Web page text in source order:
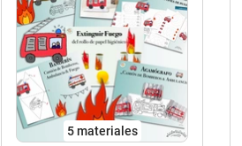
5 materiales